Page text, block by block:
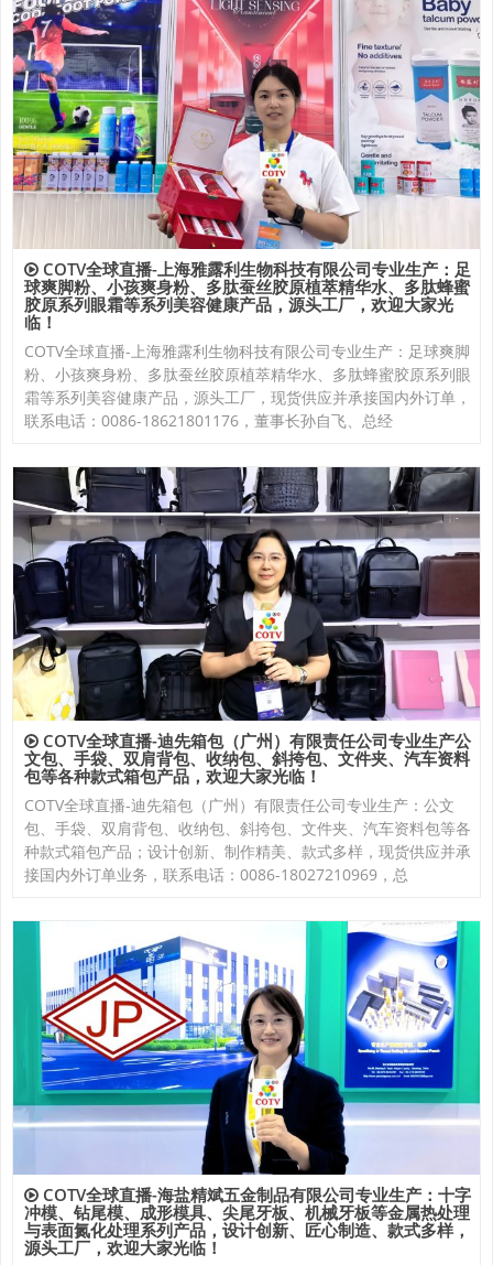
COTV全球直播-上海雅露利生物科技有限公司专业生产：足
球爽脚粉、小孩爽身粉、多肽蚕丝胶原植萃精华水、多肽蜂蜜
胶原系列眼霜等系列美容健康产品，源头工厂，欢迎大家光
临！
COTV全球直播-上海雅露利生物科技有限公司专业生产：足球爽脚
粉、小孩爽身粉、多肽蚕丝胶原植萃精华水、多肽蜂蜜胶原系列眼
霜等系列美容健康产品，源头工厂，现货供应并承接国内外订单，
联系电话：0086-18621801176，董事长孙自飞、总经
COTV全球直播-迪先箱包（广州）有限责任公司专业生产公
文包、手袋、双肩背包、收纳包、斜挎包、文件夹、汽车资料
包等各种款式箱包产品，欢迎大家光临！
COTV全球直播-迪先箱包（广州）有限责任公司专业生产：公文
包、手袋、双肩背包、收纳包、斜挎包、文件夹、汽车资料包等各
种款式箱包产品；设计创新、制作精美、款式多样，现货供应并承
接国内外订单业务，联系电话：0086-18027210969，总
COTV全球直播-海盐精斌五金制品有限公司专业生产：十字
冲模、钻尾模、成形模具、尖尾牙板、机械牙板等金属热处理
与表面氮化处理系列产品，设计创新、匠心制造、款式多样，
源头工厂，欢迎大家光临！